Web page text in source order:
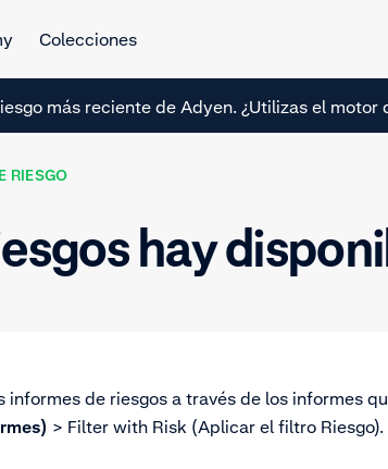
Colecciones
más reciente de Adyen. ¿Utilizas el
RIESGO
hay
informes de riesgos a través de los informes
> Filter with Risk (Aplicar el filtro Riesgo).